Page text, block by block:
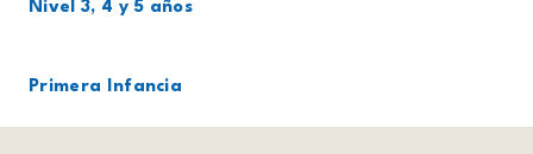
Nivel 3, 4 y 5 años
Primera Infancia